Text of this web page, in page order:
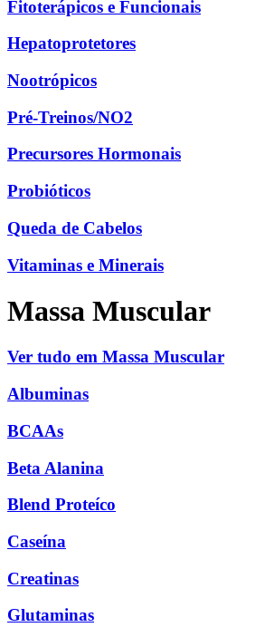
Fitoterápicos e Funcionais
Hepatoprotetores
Nootrópicos
Pré-Treinos/NO2
Precursores Hormonais
Probióticos
Queda de Cabelos
Vitaminas e Minerais
Massa Muscular
Ver tudo em Massa Muscular
Albuminas
BCAAs
Beta Alanina
Blend Proteíco
Caseína
Creatinas
Glutaminas